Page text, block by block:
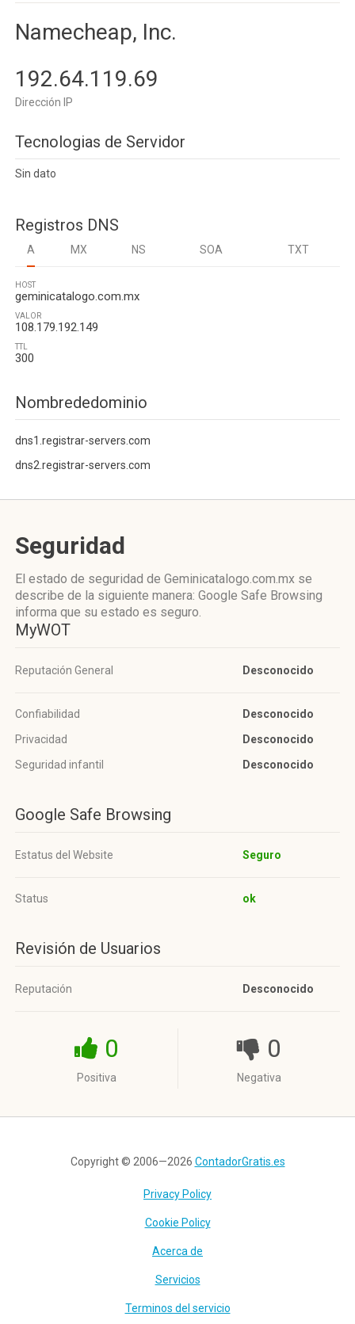
Namecheap, Inc.
192.64.119.69
Dirección IP
Tecnologias de Servidor
Sin dato
Registros DNS
A MX NS SOA TXT
HOST
geminicatalogo.com.mx
VALOR
108.179.192.149
TTL
300
Nombrededominio
dns1.registrar-servers.com
dns2.registrar-servers.com
Seguridad
El estado de seguridad de Geminicatalogo.com.mx se
describe de la siguiente manera: Google Safe Browsing
informa que su estado es seguro.
MyWOT
Reputación General Desconocido
Confiabilidad
Desconocido
Privacidad
Desconocido
Seguridad infantil
Desconocido
Google Safe Browsing
Estatus del Website Seguro
Status ok
Revisión de Usuarios
Reputación Desconocido
0
Positiva
0
Negativa
Copyright © 2006—2026 ContadorGratis.es
Privacy Policy
Cookie Policy
Acerca de
Servicios
Terminos del servicio